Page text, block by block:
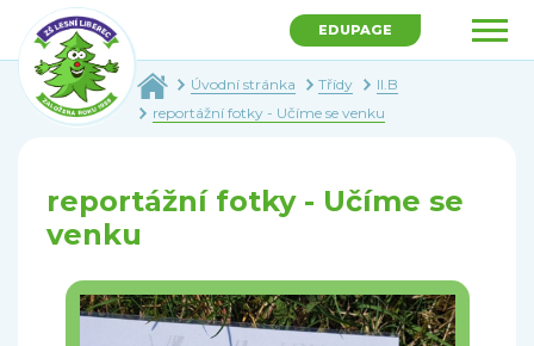
EDUPAGE
Úvodní stránka Třídy
II.B
reportážní fotky - Učíme se venku
reportážní fotky - Učíme se
venku